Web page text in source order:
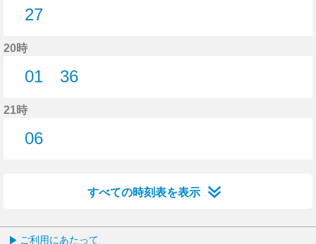
27
20時
01
36
21時
06
すべての時刻表を表示
ご利用にあたって